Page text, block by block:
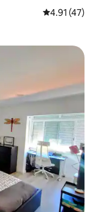
Calificación
4.91 (47)